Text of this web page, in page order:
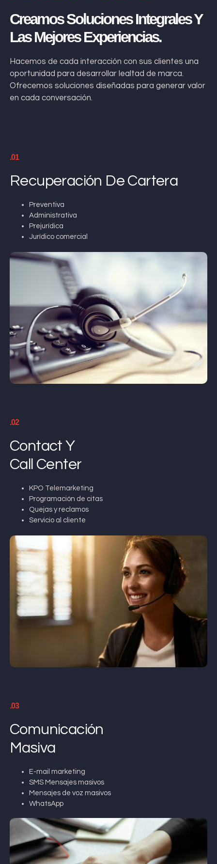
Creamos Soluciones Integrales Y
Las Mejores Experiencias.
Hacemos de cada interacción con sus clientes una
oportunidad para desarrollar lealtad de marca.
Ofrecemos soluciones diseñadas para generar valor
en cada conversación.
.01
Recuperación De Cartera
Preventiva
Administrativa
Prejurídica
Jurídico comercial
.02
Contact Y
Call Center
KPO Telemarketing
Programación de citas
Quejas y reclamos
Servicio al cliente
.03
Comunicación
Masiva
E-mail marketing
SMS Mensajes masivos
Mensajes de voz masivos
WhatsApp